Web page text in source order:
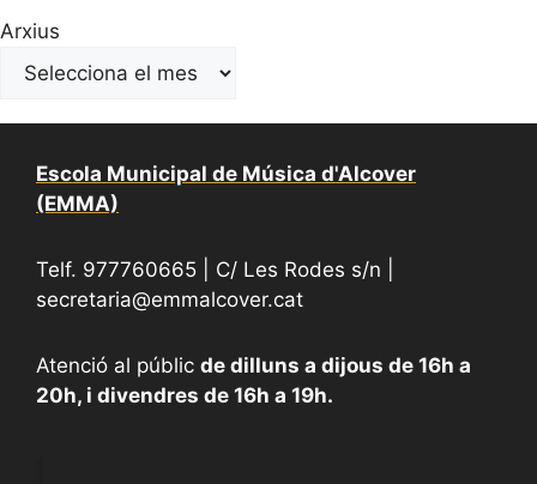
Arxius
Escola Municipal de Música d'Alcover
(EMMA)
Telf. 977760665 | C/ Les Rodes s/n |
secretaria@emmalcover.cat
Atenció al públic de dilluns a dijous de 16h a
20h, i divendres de 16h a 19h.